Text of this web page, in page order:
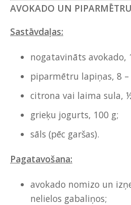
AVOKADO UN
Sastāvdaļas:
nogatavināts avokado,
piparmētru lapiņas, 8 –
citrona vai laima sula,
grieķu jogurts, 100 g;
sāls (pēc garšas).
Pagatavošana:
avokado nomizo un
nelielos gabaliņos;